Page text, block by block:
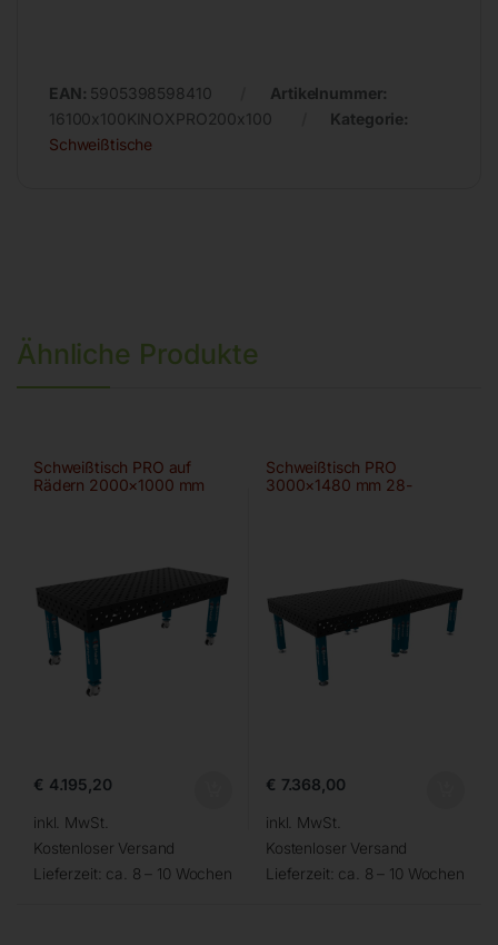
EAN: 5905398598410
Artikelnummer:
16100x100KINOXPRO200x100
Kategorie:
Schweißtische
Ähnliche Produkte
Schweißtisch PRO auf
Rädern 2000×1000 mm
€ 4.195,20
inkl. MwSt.
Kostenloser Versand
Lieferzeit: ca. 8 – 10 Wochen
Schweißtisch PRO
3000×1480 mm 28-
€ 7.368,00
inkl. MwSt.
Kostenloser Versand
Lieferzeit: ca. 8 – 10 Wochen